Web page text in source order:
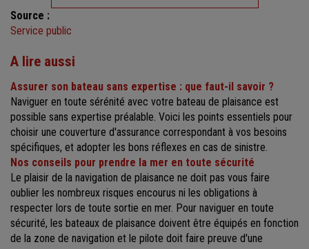
Source :
Service public
A lire aussi
Assurer son bateau sans expertise : que faut-il savoir ?
Naviguer en toute sérénité avec votre bateau de plaisance est
possible sans expertise préalable. Voici les points essentiels pour
choisir une couverture d'assurance correspondant à vos besoins
spécifiques, et adopter les bons réflexes en cas de sinistre.
Nos conseils pour prendre la mer en toute sécurité
Le plaisir de la navigation de plaisance ne doit pas vous faire
oublier les nombreux risques encourus ni les obligations à
respecter lors de toute sortie en mer. Pour naviguer en toute
sécurité, les bateaux de plaisance doivent être équipés en fonction
de la zone de navigation et le pilote doit faire preuve d'une